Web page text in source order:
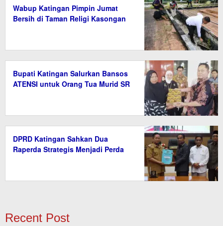
Wabup Katingan Pimpin Jumat
Bersih di Taman Religi Kasongan
Bupati Katingan Salurkan Bansos
ATENSI untuk Orang Tua Murid SR
DPRD Katingan Sahkan Dua
Raperda Strategis Menjadi Perda
Recent Post